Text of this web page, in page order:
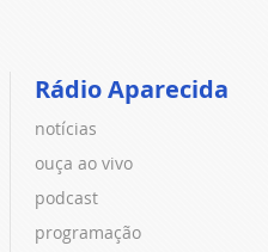
Rádio Aparecida
notícias
ouça ao vivo
podcast
programação